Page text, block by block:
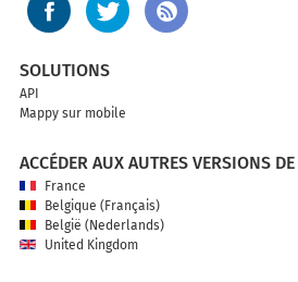
SOLUTIONS
API
Mappy sur mobile
ACCÉDER AUX AUTRES VERSIONS
France
Belgique (Français)
België (Nederlands)
United Kingdom